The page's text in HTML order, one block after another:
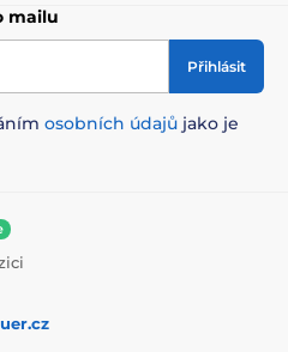
mailu
Přihlásit
osobních údajů jako je